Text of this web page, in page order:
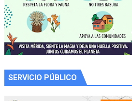
SERVICIO PÚBLICO